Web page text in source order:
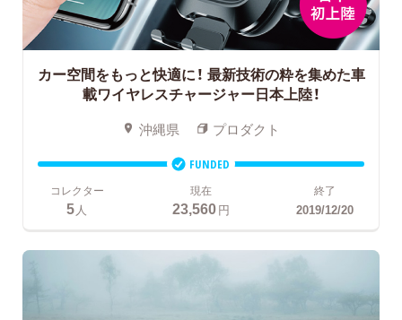
カー空間をもっと快適に！ 最新技術の粋を集めた車
載ワイヤレスチャージャー日本上陸！
沖縄県 プロダクト
FUNDED
コレクター
5人
現在
23,560円
終了
2019/12/20